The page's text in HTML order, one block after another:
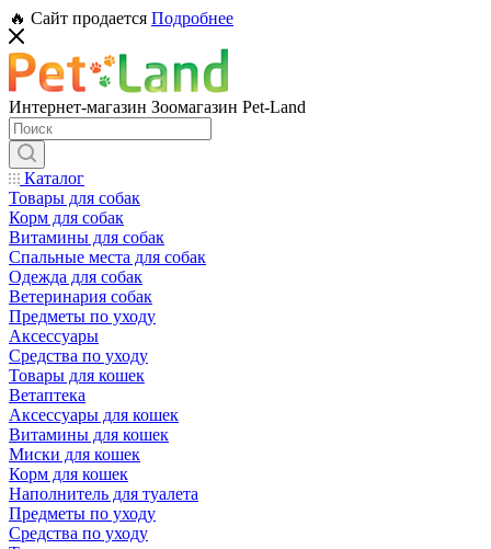
🔥 Сайт продается Подробнее
Интернет-магазин Зоомагазин Pet-Land
Каталог
Товары для собак
Корм для собак
Витамины для собак
Спальные места для собак
Одежда для собак
Ветеринария собак
Предметы по уходу
Аксессуары
Средства по уходу
Товары для кошек
Ветаптека
Аксессуары для кошек
Витамины для кошек
Миски для кошек
Корм для кошек
Наполнитель для туалета
Предметы по уходу
Средства по уходу